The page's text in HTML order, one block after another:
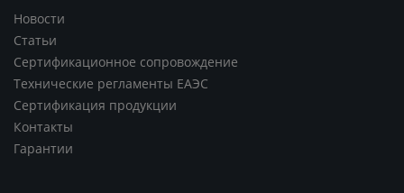
Новости
Статьи
Сертификационное сопровождение
Технические регламенты ЕАЭС
Сертификация продукции
Контакты
Гарантии